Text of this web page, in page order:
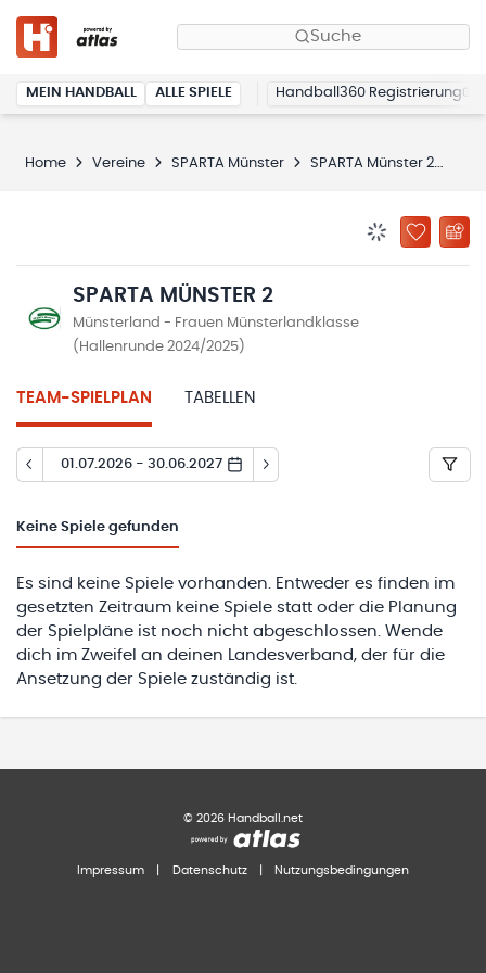
Suche
MEIN HANDBALL ALLE SPIELE Handball360 Registrierung
Home Vereine SPARTA Münster SPARTA Münster 2
ZU
SPARTA MÜNSTER 2
Münsterland - Frauen Münsterlandklasse
(Hallenrunde 2024/2025)
TEAM-SPIELPLAN TABELLEN
01.07.2026 - 30.06.2027
Keine Spiele gefunden
Es sind keine Spiele vorhanden. Entweder es finden im
gesetzten Zeitraum keine Spiele statt oder die Planung
der Spielpläne ist noch nicht abgeschlossen. Wende
dich im Zweifel an deinen Landesverband, der für die
Ansetzung der Spiele zuständig ist.
© 2026 Handball.net
Impressum Datenschutz Nutzungsbedingungen